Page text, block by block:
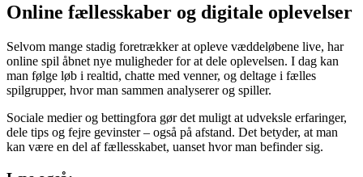
Online fællesskaber og digitale oplevelser
Selvom mange stadig foretrækker at opleve væddeløbene live, har
online spil åbnet nye muligheder for at dele oplevelsen. I dag kan
man følge løb i realtid, chatte med venner, og deltage i fælles
spilgrupper, hvor man sammen analyserer og spiller.
Sociale medier og bettingfora gør det muligt at udveksle erfaringer,
dele tips og fejre gevinster – også på afstand. Det betyder, at man
kan være en del af fællesskabet, uanset hvor man befinder sig.